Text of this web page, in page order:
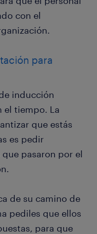
con el
para
inducción
el tiempo. La
que estás
es pedir
pasaron por el
de su camino de
pediles que ellos
para que